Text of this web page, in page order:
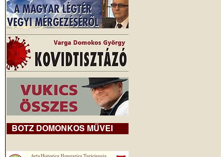
BOTZ DOMONKOS MŰVEI